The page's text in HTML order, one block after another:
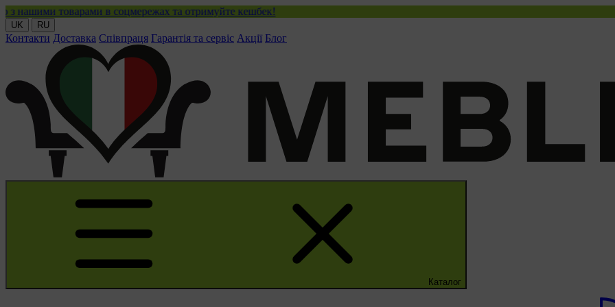
товарами в соцмережах та отримуйте кешбек!
UK RU
Контакти Доставка Співпраця Гарантія та сервіс Акції Блог
Каталог